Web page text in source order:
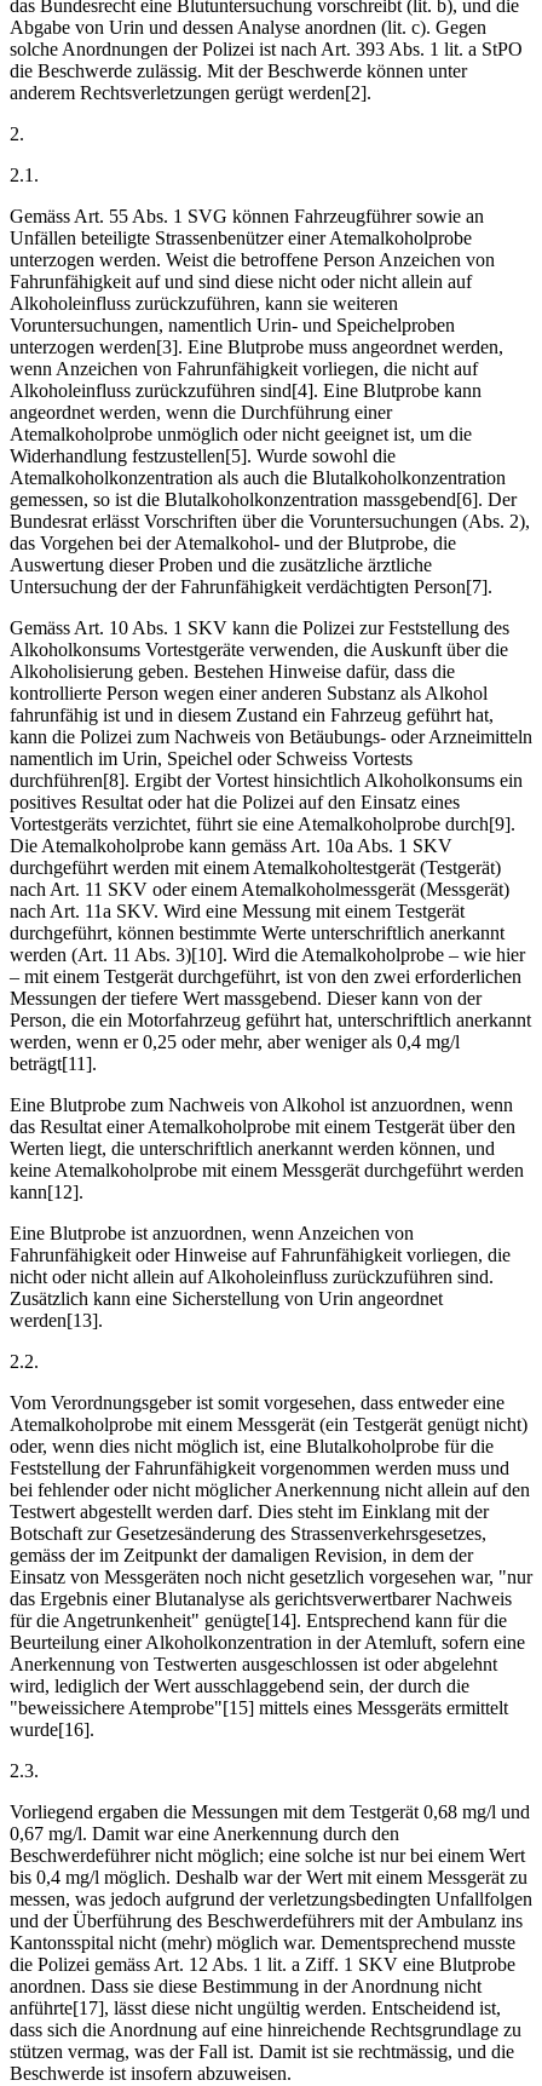
das Bundesrecht eine Blutuntersuchung vorschreibt (lit. b), und die
Abgabe von Urin und dessen Analyse anordnen (lit. c). Gegen
solche Anordnungen der Polizei ist nach Art. 393 Abs. 1 lit. a StPO
die Beschwerde zulässig. Mit der Beschwerde können unter
anderem Rechtsverletzungen gerügt werden[2].
2.
2.1.
Gemäss Art. 55 Abs. 1 SVG können Fahrzeugführer sowie an
Unfällen beteiligte Strassenbenützer einer Atemalkoholprobe
unterzogen werden. Weist die betroffene Person Anzeichen von
Fahrunfähigkeit auf und sind diese nicht oder nicht allein auf
Alkoholeinfluss zurückzuführen, kann sie weiteren
Voruntersuchungen, namentlich Urin- und Speichelproben
unterzogen werden[3]. Eine Blutprobe muss angeordnet werden,
wenn Anzeichen von Fahrunfähigkeit vorliegen, die nicht auf
Alkoholeinfluss zurückzuführen sind[4]. Eine Blutprobe kann
angeordnet werden, wenn die Durchführung einer
Atemalkoholprobe unmöglich oder nicht geeignet ist, um die
Widerhandlung festzustellen[5]. Wurde sowohl die
Atemalkoholkonzentration als auch die Blutalkoholkonzentration
gemessen, so ist die Blutalkoholkonzentration massgebend[6]. Der
Bundesrat erlässt Vorschriften über die Voruntersuchungen (Abs. 2),
das Vorgehen bei der Atemalkohol- und der Blutprobe, die
Auswertung dieser Proben und die zusätzliche ärztliche
Untersuchung der der Fahrunfähigkeit verdächtigten Person[7].
Gemäss Art. 10 Abs. 1 SKV kann die Polizei zur Feststellung des
Alkoholkonsums Vortestgeräte verwenden, die Auskunft über die
Alkoholisierung geben. Bestehen Hinweise dafür, dass die
kontrollierte Person wegen einer anderen Substanz als Alkohol
fahrunfähig ist und in diesem Zustand ein Fahrzeug geführt hat,
kann die Polizei zum Nachweis von Betäubungs- oder Arzneimitteln
namentlich im Urin, Speichel oder Schweiss Vortests
durchführen[8]. Ergibt der Vortest hinsichtlich Alkoholkonsums ein
positives Resultat oder hat die Polizei auf den Einsatz eines
Vortestgeräts verzichtet, führt sie eine Atemalkoholprobe durch[9].
Die Atemalkoholprobe kann gemäss Art. 10a Abs. 1 SKV
durchgeführt werden mit einem Atemalkoholtestgerät (Testgerät)
nach Art. 11 SKV oder einem Atemalkoholmessgerät (Messgerät)
nach Art. 11a SKV. Wird eine Messung mit einem Testgerät
durchgeführt, können bestimmte Werte unterschriftlich anerkannt
werden (Art. 11 Abs. 3)[10]. Wird die Atemalkoholprobe – wie hier
– mit einem Testgerät durchgeführt, ist von den zwei erforderlichen
Messungen der tiefere Wert massgebend. Dieser kann von der
Person, die ein Motorfahrzeug geführt hat, unterschriftlich anerkannt
werden, wenn er 0,25 oder mehr, aber weniger als 0,4 mg/l
beträgt[11].
Eine Blutprobe zum Nachweis von Alkohol ist anzuordnen, wenn
das Resultat einer Atemalkoholprobe mit einem Testgerät über den
Werten liegt, die unterschriftlich anerkannt werden können, und
keine Atemalkoholprobe mit einem Messgerät durchgeführt werden
kann[12].
Eine Blutprobe ist anzuordnen, wenn Anzeichen von
Fahrunfähigkeit oder Hinweise auf Fahrunfähigkeit vorliegen, die
nicht oder nicht allein auf Alkoholeinfluss zurückzuführen sind.
Zusätzlich kann eine Sicherstellung von Urin angeordnet
werden[13].
2.2.
Vom Verordnungsgeber ist somit vorgesehen, dass entweder eine
Atemalkoholprobe mit einem Messgerät (ein Testgerät genügt nicht)
oder, wenn dies nicht möglich ist, eine Blutalkoholprobe für die
Feststellung der Fahrunfähigkeit vorgenommen werden muss und
bei fehlender oder nicht möglicher Anerkennung nicht allein auf den
Testwert abgestellt werden darf. Dies steht im Einklang mit der
Botschaft zur Gesetzesänderung des Strassenverkehrsgesetzes,
gemäss der im Zeitpunkt der damaligen Revision, in dem der
Einsatz von Messgeräten noch nicht gesetzlich vorgesehen war, "nur
das Ergebnis einer Blutanalyse als gerichtsverwertbarer Nachweis
für die Angetrunkenheit" genügte[14]. Entsprechend kann für die
Beurteilung einer Alkoholkonzentration in der Atemluft, sofern eine
Anerkennung von Testwerten ausgeschlossen ist oder abgelehnt
wird, lediglich der Wert ausschlaggebend sein, der durch die
"beweissichere Atemprobe"[15] mittels eines Messgeräts ermittelt
wurde[16].
2.3.
Vorliegend ergaben die Messungen mit dem Testgerät 0,68 mg/l und
0,67 mg/l. Damit war eine Anerkennung durch den
Beschwerdeführer nicht möglich; eine solche ist nur bei einem Wert
bis 0,4 mg/l möglich. Deshalb war der Wert mit einem Messgerät zu
messen, was jedoch aufgrund der verletzungsbedingten Unfallfolgen
und der Überführung des Beschwerdeführers mit der Ambulanz ins
Kantonsspital nicht (mehr) möglich war. Dementsprechend musste
die Polizei gemäss Art. 12 Abs. 1 lit. a Ziff. 1 SKV eine Blutprobe
anordnen. Dass sie diese Bestimmung in der Anordnung nicht
anführte[17], lässt diese nicht ungültig werden. Entscheidend ist,
dass sich die Anordnung auf eine hinreichende Rechtsgrundlage zu
stützen vermag, was der Fall ist. Damit ist sie rechtmässig, und die
Beschwerde ist insofern abzuweisen.